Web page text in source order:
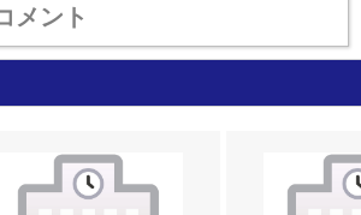
メント